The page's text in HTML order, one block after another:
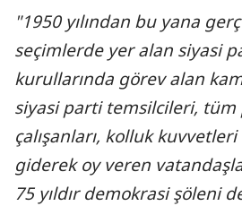
"1950 yılından bu yana
seçimlerde yer alan siyasi
kurullarında görev alan
siyasi parti temsilcileri,
çalışanları, kolluk kuvvetleri
giderek oy veren
75 yıldır demokrasi şöleni